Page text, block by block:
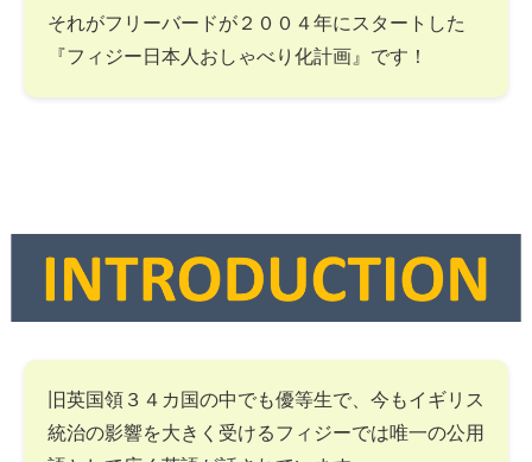
それがフリーバードが２００４年にスタートした
『フィジー日本人おしゃべり化計画』です！
旧英国領３４カ国の中でも優等生で、今もイギリス
統治の影響を大きく受けるフィジーでは唯一の公用